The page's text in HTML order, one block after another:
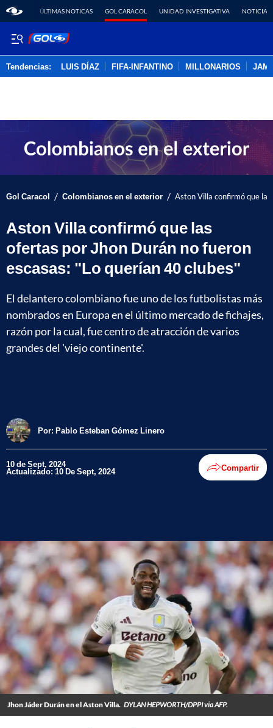
ÚLTIMAS NOTICAS GOL CARACOL UNIDAD INVESTIGATIVA NOTICIAS
Tendencias: LUIS DÍAZ FIFA-INFANTINO MILLONARIOS
Gol Caracol / Colombianos en el exterior / Aston Villa confirmó que
Aston Villa confirmó que las
ofertas por Jhon Durán no fueron
escasas: "Lo querían 40 clubes"
El delantero colombiano fue uno de los futbolistas más
nombrados en Europa en el último mercado de fichajes,
razón por la cual, fue centro de atracción de varios
grandes del 'viejo continente'.
Por: Pablo Esteban Gómez Linero
10 de Sept, 2024
Actualizado: 10 De Sept, 2024 Compartir
Jhon Jáder Durán en el Aston Villa. DYLAN HEPWORTH/DPPI via AFP.